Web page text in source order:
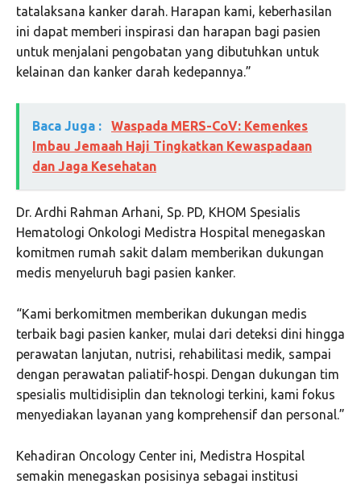
tatalaksana kanker darah. Harapan kami, keberhasilan
ini dapat memberi inspirasi dan harapan bagi pasien
untuk menjalani pengobatan yang dibutuhkan untuk
kelainan dan kanker darah kedepannya.”
Baca Juga :
Waspada MERS-CoV: Kemenkes
Imbau Jemaah Haji Tingkatkan Kewaspadaan
dan Jaga Kesehatan
Dr. Ardhi Rahman Arhani, Sp. PD, KHOM Spesialis
Hematologi Onkologi Medistra Hospital menegaskan
komitmen rumah sakit dalam memberikan dukungan
medis menyeluruh bagi pasien kanker.
“Kami berkomitmen memberikan dukungan medis
terbaik bagi pasien kanker, mulai dari deteksi dini hingga
perawatan lanjutan, nutrisi, rehabilitasi medik, sampai
dengan perawatan paliatif-hospi. Dengan dukungan tim
spesialis multidisiplin dan teknologi terkini, kami fokus
menyediakan layanan yang komprehensif dan personal.”
Kehadiran Oncology Center ini, Medistra Hospital
semakin menegaskan posisinya sebagai institusi